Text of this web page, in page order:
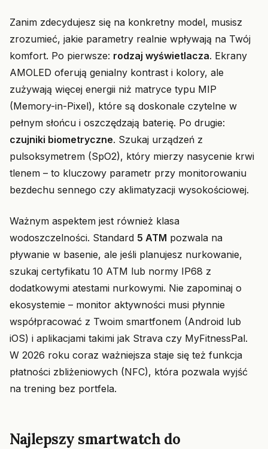
Zanim zdecydujesz się na konkretny model, musisz
zrozumieć, jakie parametry realnie wpływają na Twój
komfort. Po pierwsze: rodzaj wyświetlacza. Ekrany
AMOLED oferują genialny kontrast i kolory, ale
zużywają więcej energii niż matryce typu MIP
(Memory-in-Pixel), które są doskonale czytelne w
pełnym słońcu i oszczędzają baterię. Po drugie:
czujniki biometryczne. Szukaj urządzeń z
pulsoksymetrem (SpO2), który mierzy nasycenie krwi
tlenem – to kluczowy parametr przy monitorowaniu
bezdechu sennego czy aklimatyzacji wysokościowej.
Ważnym aspektem jest również klasa
wodoszczelności. Standard 5 ATM pozwala na
pływanie w basenie, ale jeśli planujesz nurkowanie,
szukaj certyfikatu 10 ATM lub normy IP68 z
dodatkowymi atestami nurkowymi. Nie zapominaj o
ekosystemie – monitor aktywności musi płynnie
współpracować z Twoim smartfonem (Android lub
iOS) i aplikacjami takimi jak Strava czy MyFitnessPal.
W 2026 roku coraz ważniejsza staje się też funkcja
płatności zbliżeniowych (NFC), która pozwala wyjść
na trening bez portfela.
Najlepszy smartwatch do